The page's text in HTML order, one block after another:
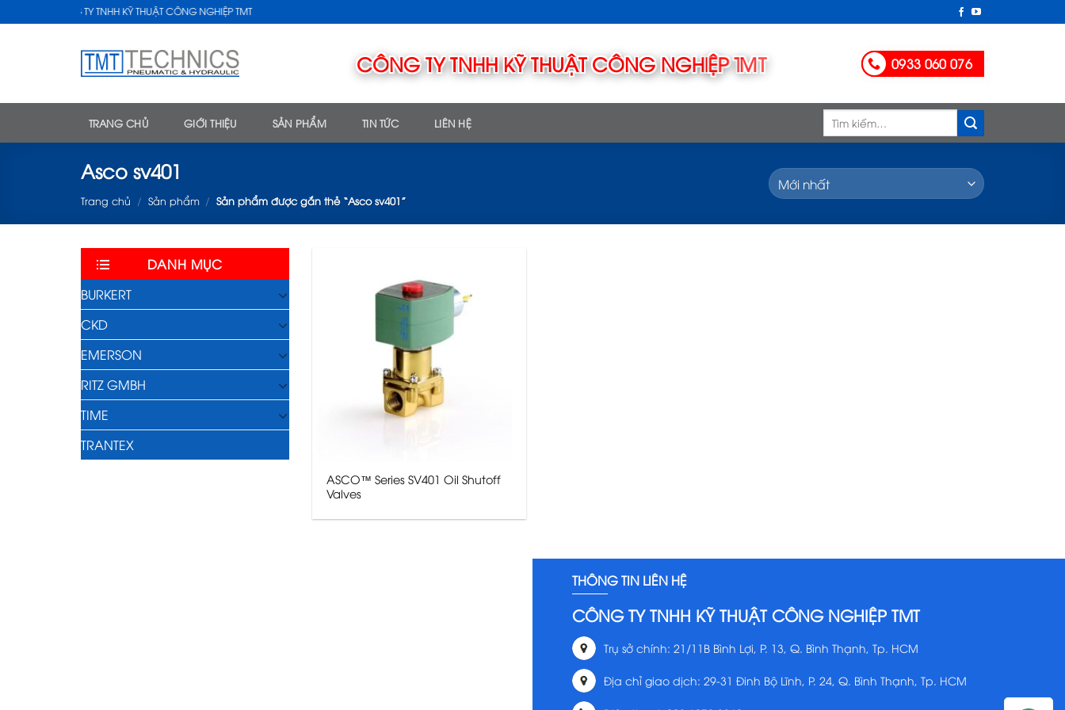
to
CÔNG TY TNHH KỸ THUẬT CÔNG NGHIỆP TMT
0933 060 076
TRANG CHỦ GIỚI THIỆU SẢN PHẨM TIN TỨC LIÊN HỆ
Tìm
kiếm:
Asco sv401
Trang chủ / Sản phẩm / Sản phẩm được gắn thẻ “Asco sv401”
DANH MỤC
BURKERT
CKD
EMERSON
RITZ GMBH
TIME
TRANTEX
ASCO™ Series SV401 Oil Shutoff
Valves
THÔNG TIN LIÊN HỆ
CÔNG TY TNHH KỸ THUẬT CÔNG NGHIỆP TMT
Trụ sở chính: 21/11B Bình Lợi, P. 13, Q. Bình Thạnh, Tp. HCM
Địa chỉ giao dịch: 29-31 Đinh Bộ Lĩnh, P. 24, Q. Bình Thạnh, Tp. HCM